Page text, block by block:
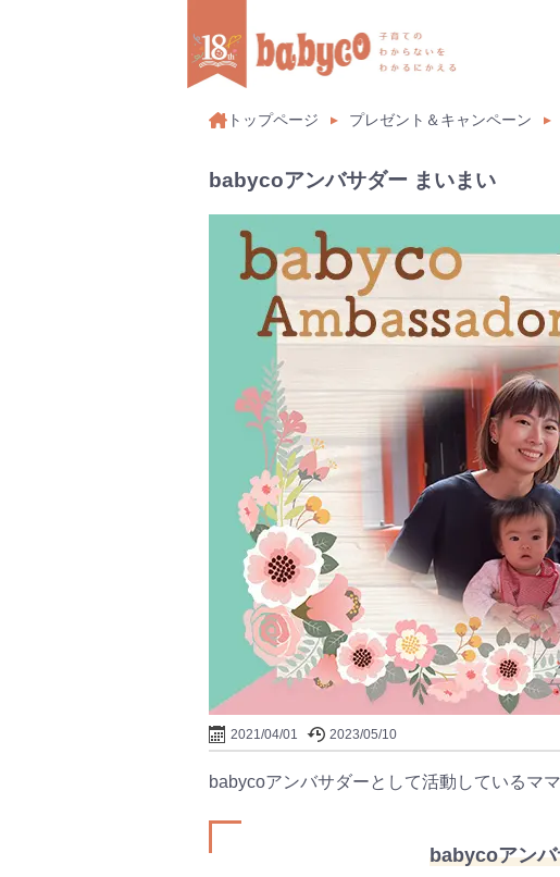
トップページ プレゼント＆キャンペーン
babycoアンバサダー まいまい
2021/04/01 2023/05/10
babycoアンバサダーとして活動しているマ
babycoアンバ